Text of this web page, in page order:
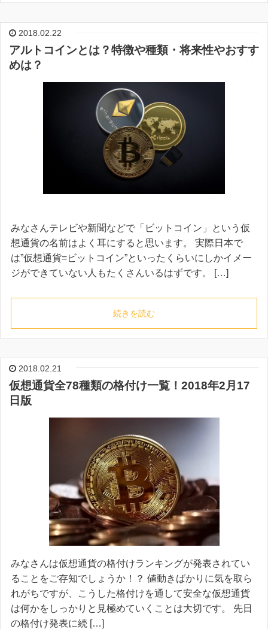
2018.02.22
アルトコインとは？特徴や種類・将来性やおすす
めは？
みなさんテレビや新聞などで「ビットコイン」という仮
想通貨の名前はよく耳にすると思います。 実際日本で
は”仮想通貨=ビットコイン”といったくらいにしかイメー
ジができていない人もたくさんいるはずです。 […]
続きを読む
2018.02.21
仮想通貨全78種類の格付け一覧！2018年2月17
日版
みなさんは仮想通貨の格付けランキングが発表されてい
ることをご存知でしょうか！？ 値動きばかりに気を取ら
れがちですが、こうした格付けを通して安全な仮想通貨
は何かをしっかりと見極めていくことは大切です。 先日
の格付け発表に続 […]